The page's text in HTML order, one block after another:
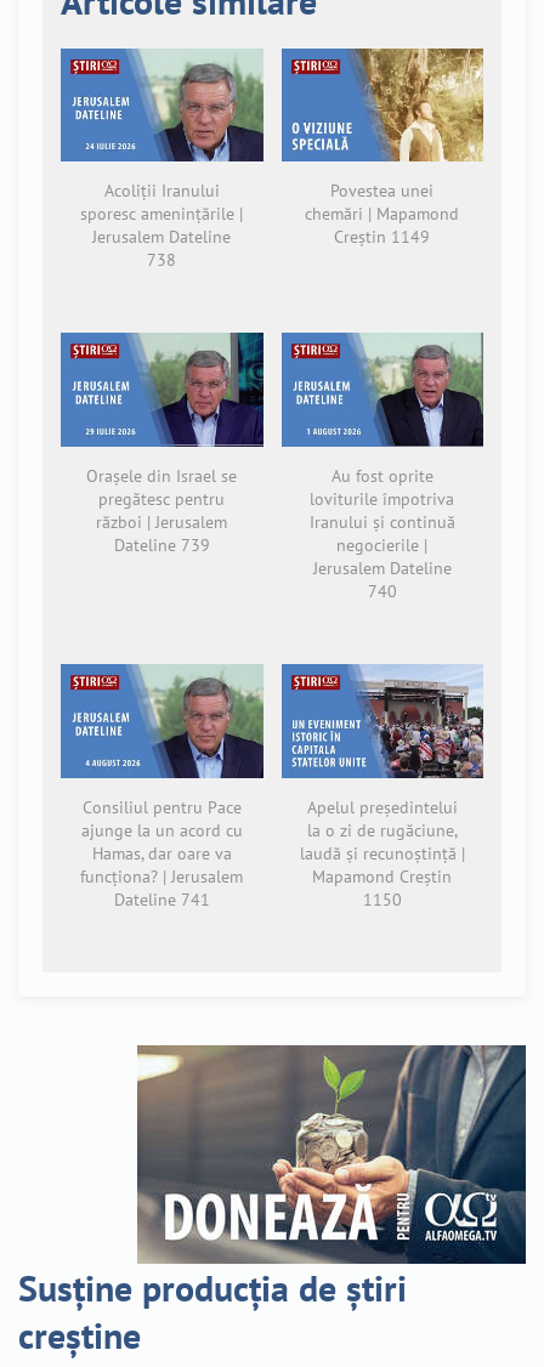
Acoliții Iranului
sporesc amenințările |
Jerusalem Dateline
738
Povestea unei
chemări | Mapamond
Creștin 1149
Orașele din Israel se
pregătesc pentru
război | Jerusalem
Dateline 739
Au fost oprite
loviturile împotriva
Iranului și continuă
negocierile |
Jerusalem Dateline
740
Consiliul pentru Pace
ajunge la un acord cu
Hamas, dar oare va
funcționa? | Jerusalem
Dateline 741
Apelul președintelui
la o zi de rugăciune,
laudă și recunoștință |
Mapamond Creștin
1150
Susține producția de știri
creștine